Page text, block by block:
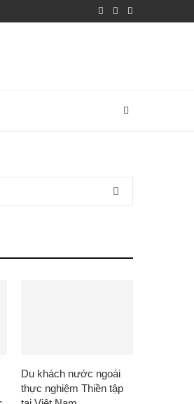
Du khách nước ngoài
thực nghiệm Thiền tập